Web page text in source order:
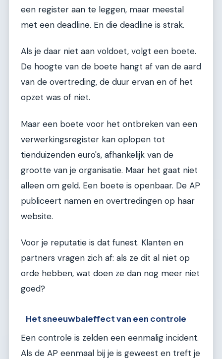
een register aan te leggen, maar meestal
met een deadline. En die deadline is strak.
Als je daar niet aan voldoet, volgt een boete.
De hoogte van de boete hangt af van de aard
van de overtreding, de duur ervan en of het
opzet was of niet.
Maar een boete voor het ontbreken van een
verwerkingsregister kan oplopen tot
tienduizenden euro's, afhankelijk van de
grootte van je organisatie. Maar het gaat niet
alleen om geld. Een boete is openbaar. De AP
publiceert namen en overtredingen op haar
website.
Voor je reputatie is dat funest. Klanten en
partners vragen zich af: als ze dit al niet op
orde hebben, wat doen ze dan nog meer niet
goed?
Het sneeuwbaleffect van een controle
Een controle is zelden een eenmalig incident.
Als de AP eenmaal bij je is geweest en treft je